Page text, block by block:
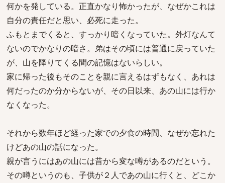
何かを発している。正直かなり怖かったが、なぜかこれは
自分の責任だと思い、必死に走った。
ふもとまでくると、すっかり暗くなっていた。外灯なんて
ないのでかなりの暗さ。弟はその頃には普通に戻っていた
が、山を降りてくる間の記憶はないらしい。
家に帰った後もそのことを親に言えるはずもなく、あれは
何だったのか分からないが、その日以来、あの山には行か
なくなった。
それから数年ほど経った家での夕食の時間、なぜか忘れた
けどあの山の話になった。
親が言うにはあの山には昔から変な噂があるのだという。
その噂というのも、子供が２人であの山に行くと、どこか